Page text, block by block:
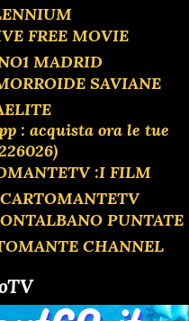
FREE MOVIE
MADRID
SAVIANE
: acquista ora le tue
:I FILM
PUNTATE
CHANNEL